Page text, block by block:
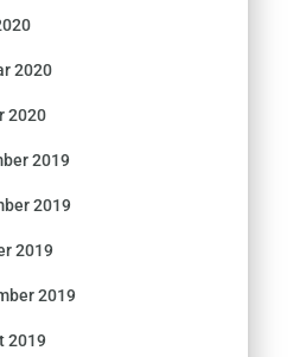
2020
2020
2019
2019
2019
2019
2019